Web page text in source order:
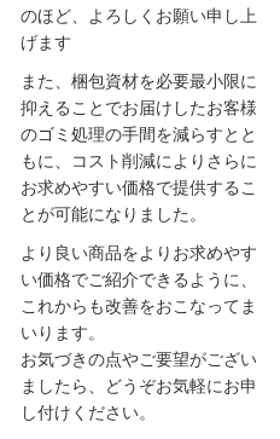
のほど、よろしくお願い申し上
げます
また、梱包資材を必要最小限に
抑えることでお届けしたお客様
のゴミ処理の手間を減らすとと
もに、コスト削減によりさらに
お求めやすい価格で提供するこ
とが可能になりました。
より良い商品をよりお求めやす
い価格でご紹介できるように、
これからも改善をおこなってま
いります。
お気づきの点やご要望がござい
ましたら、どうぞお気軽にお申
し付けください。